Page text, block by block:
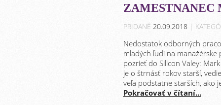
ZAMESTNANEC
PRIDANÉ 20.09.2018 |
Nedostatok odborných
mladých ľudí na manažérske
pozrieť do Silicon Valey:
je o štrnásť rokov starší,
veľa podstatne starších, ako
Pokračovať v čítaní...